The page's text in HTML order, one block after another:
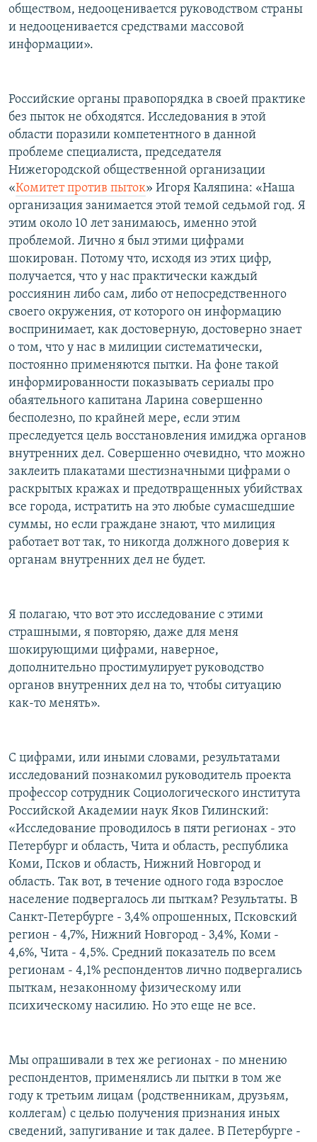
обществом, недооценивается руководством страны
и недооценивается средствами массовой
информации».
Российские органы правопорядка в своей практике
без пыток не обходятся. Исследования в этой
области поразили компетентного в данной
проблеме специалиста, председателя
Нижегородской общественной организации
«Комитет против пыток» Игоря Каляпина: «Наша
организация занимается этой темой седьмой год. Я
этим около 10 лет занимаюсь, именно этой
проблемой. Лично я был этими цифрами
шокирован. Потому что, исходя из этих цифр,
получается, что у нас практически каждый
россиянин либо сам, либо от непосредственного
своего окружения, от которого он информацию
воспринимает, как достоверную, достоверно знает
о том, что у нас в милиции систематически,
постоянно применяются пытки. На фоне такой
информированности показывать сериалы про
обаятельного капитана Ларина совершенно
бесполезно, по крайней мере, если этим
преследуется цель восстановления имиджа органов
внутренних дел. Совершенно очевидно, что можно
заклеить плакатами шестизначными цифрами о
раскрытых кражах и предотвращенных убийствах
все города, истратить на это любые сумасшедшие
суммы, но если граждане знают, что милиция
работает вот так, то никогда должного доверия к
органам внутренних дел не будет.
Я полагаю, что вот это исследование с этими
страшными, я повторяю, даже для меня
шокирующими цифрами, наверное,
дополнительно простимулирует руководство
органов внутренних дел на то, чтобы ситуацию
как-то менять».
С цифрами, или иными словами, результатами
исследований познакомил руководитель проекта
профессор сотрудник Социологического института
Российской Академии наук Яков Гилинский:
«Исследование проводилось в пяти регионах - это
Петербург и область, Чита и область, республика
Коми, Псков и область, Нижний Новгород и
область. Так вот, в течение одного года взрослое
население подвергалось ли пыткам? Результаты. В
Санкт-Петербурге - 3,4% опрошенных, Псковский
регион - 4,7%, Нижний Новгород - 3,4%, Коми -
4,6%, Чита - 4,5%. Средний показатель по всем
регионам - 4,1% респондентов лично подвергались
пыткам, незаконному физическому или
психическому насилию. Но это еще не все.
Мы опрашивали в тех же регионах - по мнению
респондентов, применялись ли пытки в том же
году к третьим лицам (родственникам, друзьям,
коллегам) с целью получения признания иных
сведений, запугивание и так далее. В Петербурге -